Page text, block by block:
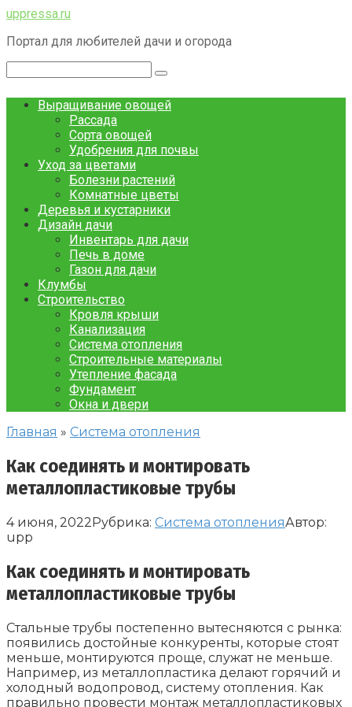
Перейти
контенту
uppressa.ru
Портал для любителей дачи и огорода
Выращивание овощей
Рассада
Сорта овощей
Удобрения для почвы
Уход за цветами
Болезни растений
Комнатные цветы
Деревья и кустарники
Дизайн дачи
Инвентарь для дачи
Печь в доме
Газон для дачи
Клумбы
Строительство
Кровля крыши
Канализация
Система отопления
Строительные материалы
Утепление фасада
Фундамент
Окна и двери
Главная » Система отопления
Как соединять и монтировать
металлопластиковые трубы
4 июня, 2022Рубрика: Система отопленияАвтор:
upp
Как соединять и монтировать
металлопластиковые трубы
Стальные трубы постепенно вытесняются с рынка:
появились достойные конкуренты, которые стоят
меньше, монтируются проще, служат не меньше.
Например, из металлопластика делают горячий и
холодный водопровод, систему отопления. Как
правильно провести монтаж металлопластиковых